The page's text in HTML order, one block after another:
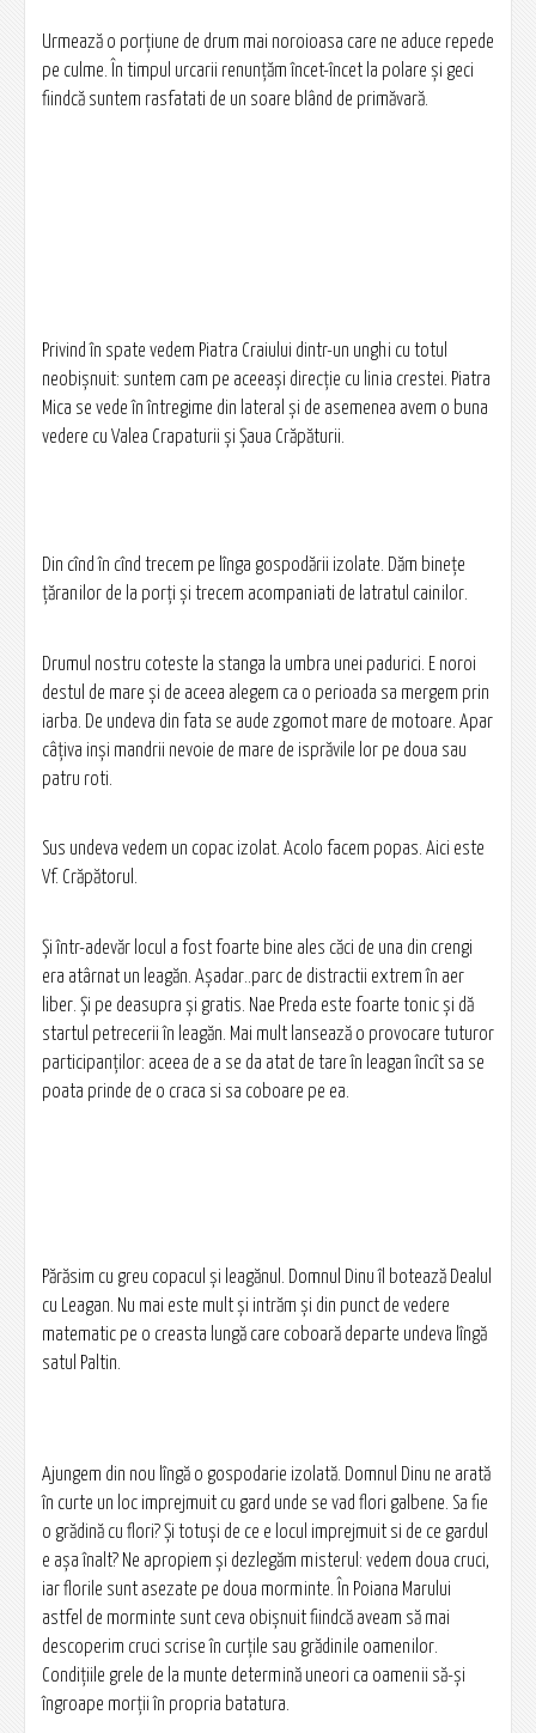
Urmează o porțiune de drum mai noroioasa care ne aduce repede
pe culme. În timpul urcarii renunțăm încet-încet la polare și geci
fiindcă suntem rasfatati de un soare blând de primăvară.
Privind în spate vedem Piatra Craiului dintr-un unghi cu totul
neobișnuit: suntem cam pe aceeași direcție cu linia crestei. Piatra
Mica se vede în întregime din lateral și de asemenea avem o buna
vedere cu Valea Crapaturii și Șaua Crăpăturii.
Din cînd în cînd trecem pe lînga gospodării izolate. Dăm binețe
țăranilor de la porți și trecem acompaniati de latratul cainilor.
Drumul nostru coteste la stanga la umbra unei padurici. E noroi
destul de mare și de aceea alegem ca o perioada sa mergem prin
iarba. De undeva din fata se aude zgomot mare de motoare. Apar
câțiva inși mandrii nevoie de mare de isprăvile lor pe doua sau
patru roti.
Sus undeva vedem un copac izolat. Acolo facem popas. Aici este
Vf. Crăpătorul.
Și într-adevăr locul a fost foarte bine ales căci de una din crengi
era atârnat un leagăn. Așadar..parc de distractii extrem în aer
liber. Și pe deasupra și gratis. Nae Preda este foarte tonic și dă
startul petrecerii în leagăn. Mai mult lansează o provocare tuturor
participanților: aceea de a se da atat de tare în leagan încît sa se
poata prinde de o craca si sa coboare pe ea.
Părăsim cu greu copacul și leagănul. Domnul Dinu îl botează Dealul
cu Leagan. Nu mai este mult și intrăm și din punct de vedere
matematic pe o creasta lungă care coboară departe undeva lîngă
satul Paltin.
Ajungem din nou lîngă o gospodarie izolată. Domnul Dinu ne arată
în curte un loc imprejmuit cu gard unde se vad flori galbene. Sa fie
o grădină cu flori? Și totuși de ce e locul imprejmuit si de ce gardul
e așa înalt? Ne apropiem și dezlegăm misterul: vedem doua cruci,
iar florile sunt asezate pe doua morminte. În Poiana Marului
astfel de morminte sunt ceva obișnuit fiindcă aveam să mai
descoperim cruci scrise în curțile sau grădinile oamenilor.
Condițiile grele de la munte determină uneori ca oamenii să-și
îngroape morții în propria batatura.